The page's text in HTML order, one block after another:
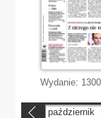
Wydanie:
październik